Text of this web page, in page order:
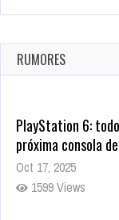
La configuración
Ago 8, 2021
10001 Views
RUMORES
PlayStation 6:
próxima consola
Oct 17, 2025
1599 Views